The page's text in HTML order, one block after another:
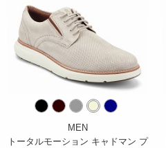
MEN
トータルモーション キャドマン プ